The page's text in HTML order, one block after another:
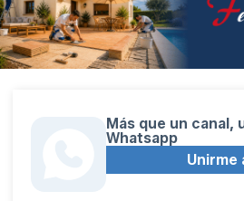
Más que un canal,
Whatsapp
Unirme